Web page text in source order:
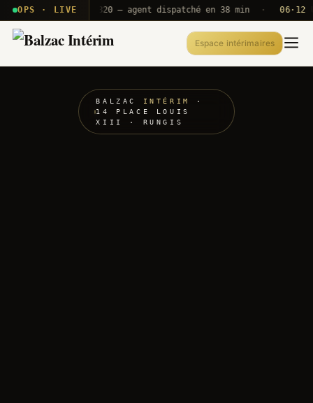
OPS · LIVE
T2E · B71 Push A320 — agent dispatché en 38 min · 06·12 UTC
Espace intérimaires
BALZAC INTÉRIM
·
14 PLACE LOUIS
XIII · RUNGIS